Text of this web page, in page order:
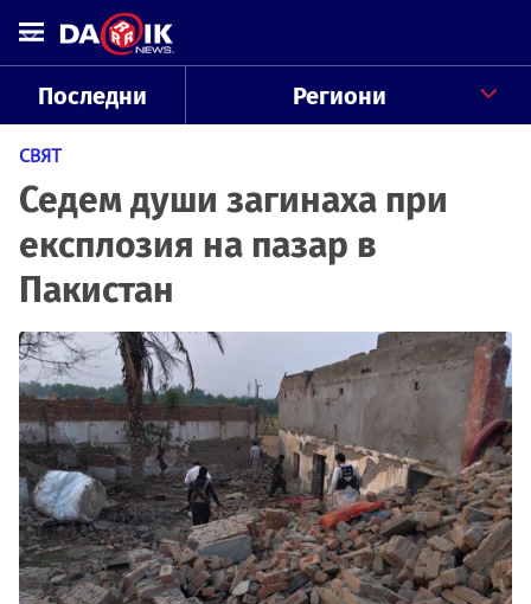
Последни Региони
СВЯТ
Седем души загинаха при
експлозия на пазар в
Пакистан